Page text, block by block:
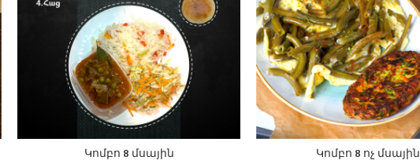
Կոմբո 8 մսային Կոմբո 8 ոչ մսային